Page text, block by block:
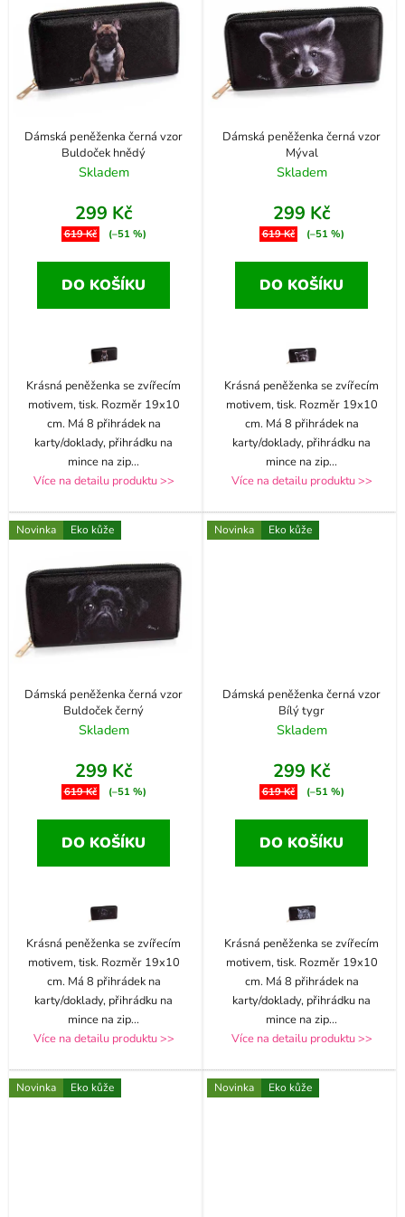
o
d
Dámská peněženka černá vzor
Buldoček hnědý
Skladem
299 Kč
619 Kč (–51 %)
DO KOŠÍKU
Krásná peněženka se zvířecím
motivem, tisk. Rozměr 19x10
cm. Má 8 přihrádek na
karty/doklady, přihrádku na
mince na zip...
Více na detailu produktu >>
Dámská peněženka černá vzor
Mýval
Skladem
299 Kč
619 Kč (–51 %)
DO KOŠÍKU
Krásná peněženka se zvířecím
motivem, tisk. Rozměr 19x10
cm. Má 8 přihrádek na
karty/doklady, přihrádku na
mince na zip...
Více na detailu produktu >>
Novinka Eko kůže
Dámská peněženka černá vzor
Buldoček černý
Skladem
299 Kč
619 Kč (–51 %)
DO KOŠÍKU
Krásná peněženka se zvířecím
motivem, tisk. Rozměr 19x10
cm. Má 8 přihrádek na
karty/doklady, přihrádku na
mince na zip...
Více na detailu produktu >>
Novinka Eko kůže
Dámská peněženka černá vzor
Bílý tygr
Skladem
299 Kč
619 Kč (–51 %)
DO KOŠÍKU
Krásná peněženka se zvířecím
motivem, tisk. Rozměr 19x10
cm. Má 8 přihrádek na
karty/doklady, přihrádku na
mince na zip...
Více na detailu produktu >>
Novinka Eko kůže Novinka Eko kůže